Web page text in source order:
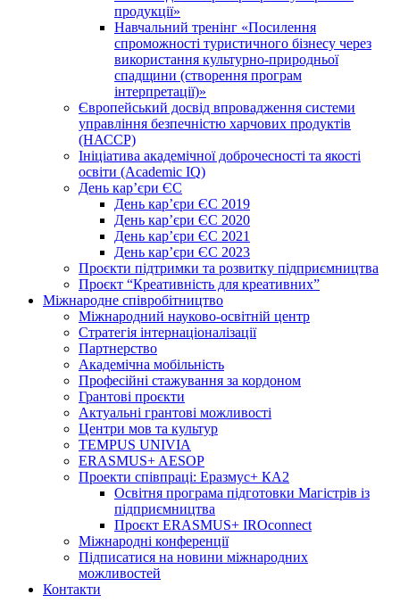
продукції»
Навчальний тренінг «Посилення
спроможності туристичного бізнесу через
використання культурно-природньої
спадщини (створення програм
інтерпретації)»
Європейський досвід впровадження системи
управління безпечністю харчових продуктів
(НАССР)
Ініціатива академічної доброчесності та якості
освіти (Academic IQ)
День кар’єри ЄС
День кар’єри ЄС 2019
День кар’єри ЄС 2020
День кар’єри ЄС 2021
День кар’єри ЄС 2023
Проєкти підтримки та розвитку підприємництва
Проєкт “Креативність для креативних”
Міжнародне співробітництво
Міжнародний науково-освітній центр
Стратегія інтернаціоналізації
Партнерство
Академічна мобільність
Професійні стажування за кордоном
Грантові проєкти
Актуальні грантові можливості
Центри мов та культур
TEMPUS UNIVIA
ERASMUS+ AESOP
Проекти співпраці: Еразмус+ КА2
Освітня програма підготовки Магістрів із
підприємництва
Проєкт ERASMUS+ IROconnect
Міжнародні конференції
Підписатися на новини міжнародних
можливостей
Контакти